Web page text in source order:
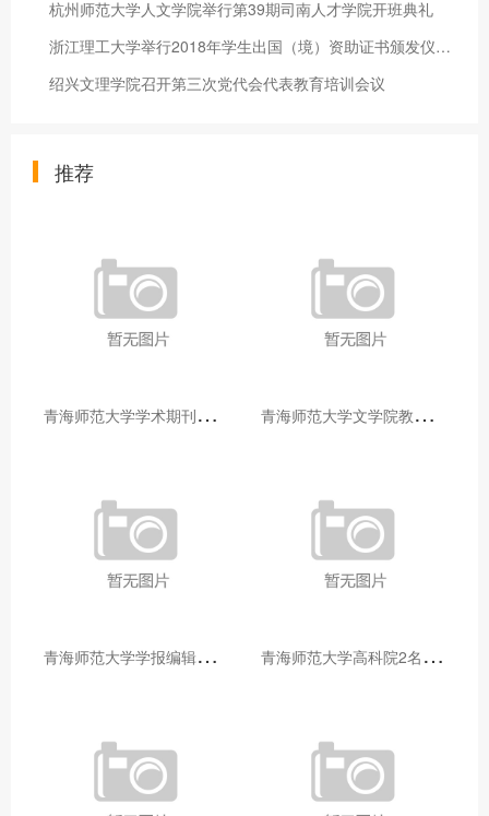
杭州师范大学人文学院举行第39期司南人才学院开班典礼
浙江理工大学举行2018年学生出国（境）资助证书颁发仪式暨出国（
绍兴文理学院召开第三次党代会代表教育培训会议
推荐
青
海师范大学学术期刊两个专栏入选2025年青海省期刊重点专栏 青
海师范大学文学院教师赴山东省相关高校和学术机构交流学习
青
海师范大学学报编辑部赴大通县城关镇上毛佰胜村开展帮扶慰问活动 青
海师范大学高科院2名专家当选中国科学院院士